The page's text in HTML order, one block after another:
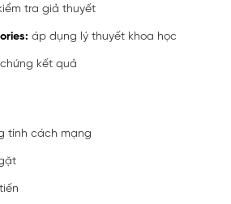
tra giả thuyết
áp dụng lý thuyết khoa học
kết quả
tính cách mạng